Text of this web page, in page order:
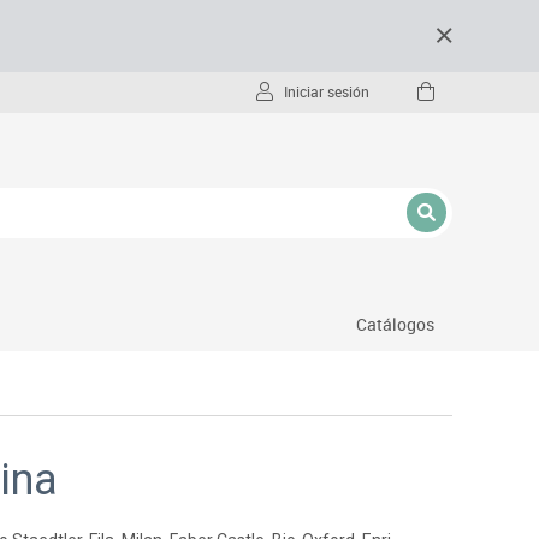
Iniciar sesión
Catálogos